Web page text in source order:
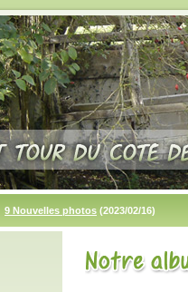
9 Nouvelles photos (2023/02/16)